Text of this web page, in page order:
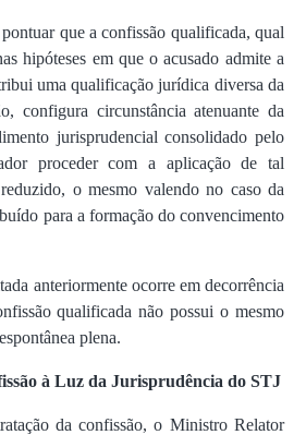
que a confissão qualificada, qual
hipóteses em que o acusado admite a
uma qualificação jurídica diversa da
configura circunstância atenuante da
jurisprudencial consolidado pelo
proceder com a aplicação de tal
o mesmo valendo no caso da
para a formação do convencimento
anteriormente ocorre em decorrência
qualificada não possui o mesmo
plena.
à Luz da Jurisprudência do STJ
da confissão, o Ministro Relator